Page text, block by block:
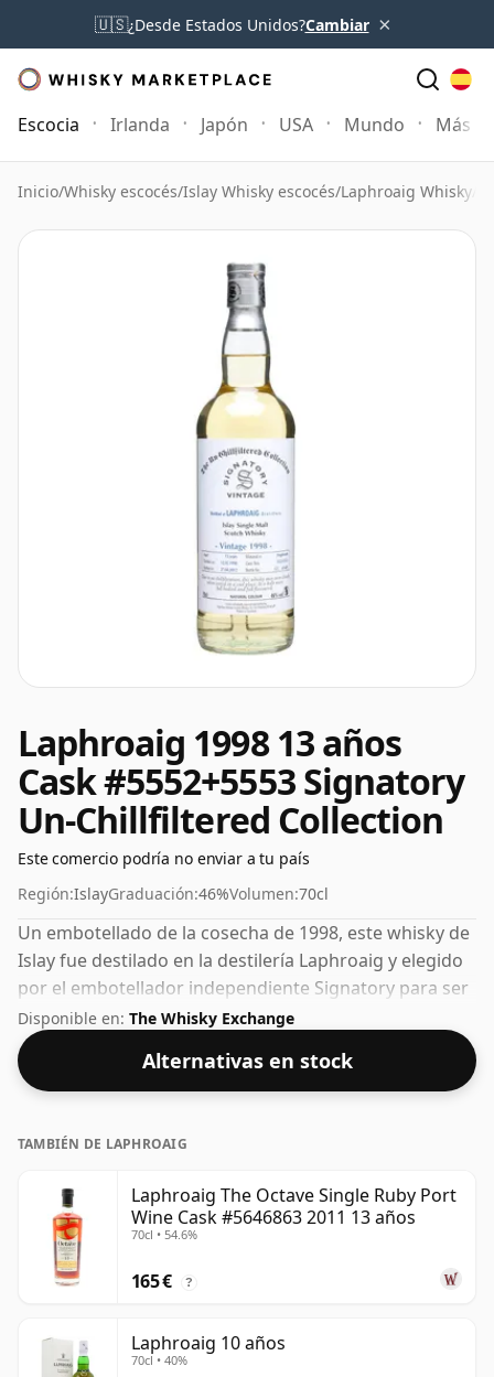
🇺🇸¿Desde Estados Unidos?Cambiar ×
Escocia Irlanda Japón USA Mundo Más
Inicio/Whisky escocés/Islay Whisky escocés/Laphroaig Whisky
Laphroaig 1998 13 años
Cask #5552+5553 Signatory
Un-Chillfiltered Collection
Este comercio podría no enviar a tu país
Región:IslayGraduación:46%Volumen:70cl
Un embotellado de la cosecha de 1998, este whisky de
Islay fue destilado en la destilería Laphroaig y elegido
por el embotellador independiente Signatory para ser
lanzado bajo su propia etiqueta. Viene en una botella
normal de 70 cl y se embotella con un ABV saludable
del 46%.
Disponible en: The Whisky Exchange
Alternativas en stock
TAMBIÉN DE LAPHROAIG
Laphroaig The Octave Single Ruby Port
Wine Cask #5646863 2011 13 años
70cl • 54.6%
165 € ?
Laphroaig 10 años
70cl • 40%